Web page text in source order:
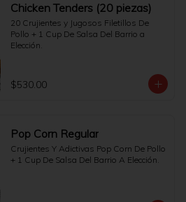
Chicken Tenders (20 piezas)
20 Crujientes y Jugosos Filetillos De
Pollo + 1 Cup De Salsa Del Barrio a
Elección.
$530.00
Pop Corn Regular
Crujientes Y Adictivas Pop Corn De Pollo
+ 1 Cup De Salsa Del Barrio A Elección.